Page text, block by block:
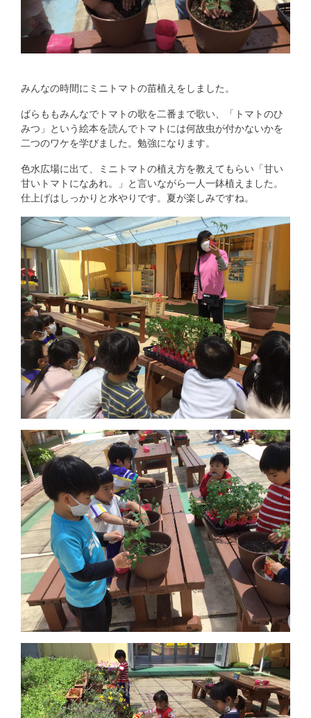
みんなの時間にミニトマトの苗植えをしました。
ばらももみんなでトマトの歌を二番まで歌い、「トマトのひ
みつ」という絵本を読んでトマトには何故虫が付かないかを
二つのワケを学びました。勉強になります。
色水広場に出て、ミニトマトの植え方を教えてもらい「甘い
甘いトマトになあれ。」と言いながら一人一鉢植えました。
仕上げはしっかりと水やりです。夏が楽しみですね。